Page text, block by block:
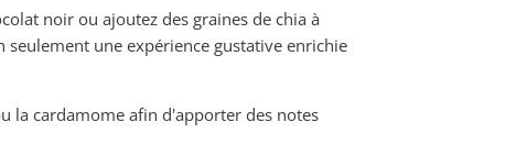
noir ou ajoutez des graines de chia à
une expérience gustative enrichie
la cardamome afin d'apporter des notes